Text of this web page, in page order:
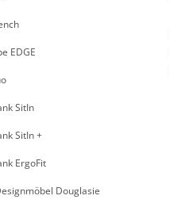
EDGE
SitIn
SitIn +
ErgoFit
Douglasie